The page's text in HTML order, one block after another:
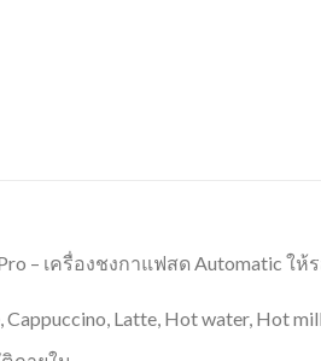
– เครื่องชงกาแฟสด Automatic
Cappuccino, Latte, Hot water, Hot